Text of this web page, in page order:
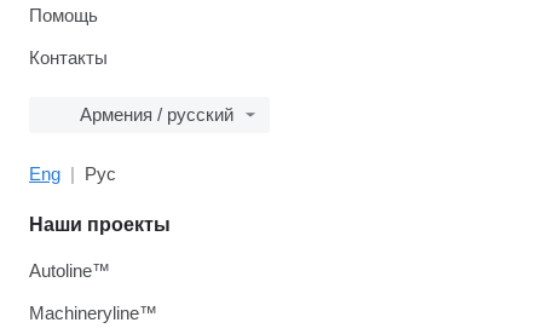
Помощь
Контакты
Армения / русский
Eng Рус
Наши проекты
Autoline™
Machineryline™